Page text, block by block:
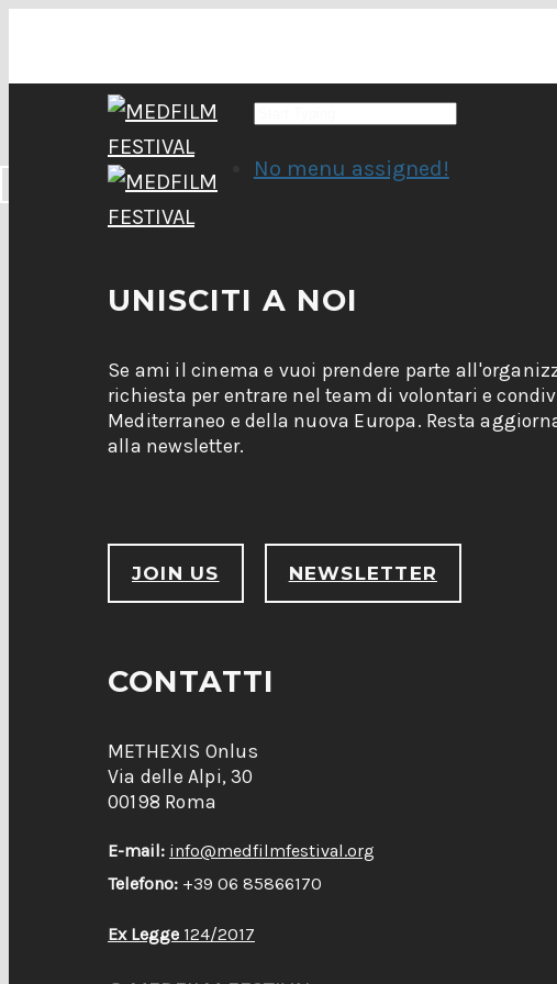
No menu assigned!
UNISCITI A NOI
Se ami il cinema e vuoi prendere parte
richiesta per entrare nel team di volontari e
Mediterraneo e della nuova Europa. Resta
alla newsletter.
JOIN US NEWSLETTER
CONTATTI
METHEXIS Onlus
Via delle Alpi, 30
00198 Roma
E-mail: info@medfilmfestival.org
Telefono: +39 06 85866170
Ex Legge 124/2017